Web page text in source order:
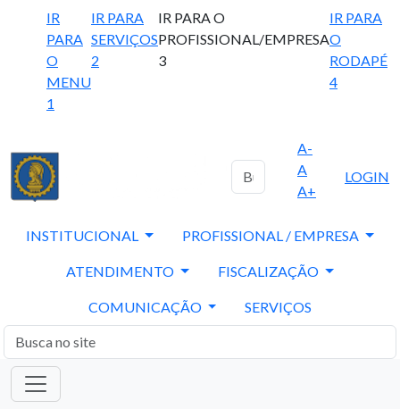
IR
PARA
O
MENU
1
IR PARA
SERVIÇOS
2
IR PARA O
PROFISSIONAL/EMPRESA
3
IR PARA
O
RODAPÉ
4
A-
A
A+
LOGIN
INSTITUCIONAL PROFISSIONAL / EMPRESA
ATENDIMENTO FISCALIZAÇÃO
COMUNICAÇÃO SERVIÇOS